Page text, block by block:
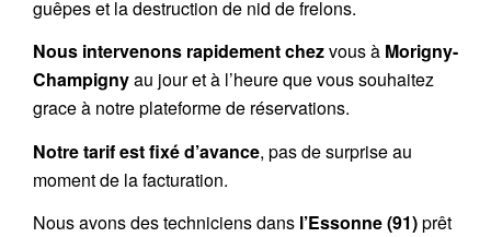
guêpes et la destruction de nid de frelons.
Nous intervenons rapidement chezvous à Morigny-
Champignyau jour et à l’heure que vous souhaitez
grace à notre plateforme de réservations.
Notre tarif est fixé d’avance, pas de surprise au
moment de la facturation.
Nous avons des techniciens dans l’Essonne (91)prêt